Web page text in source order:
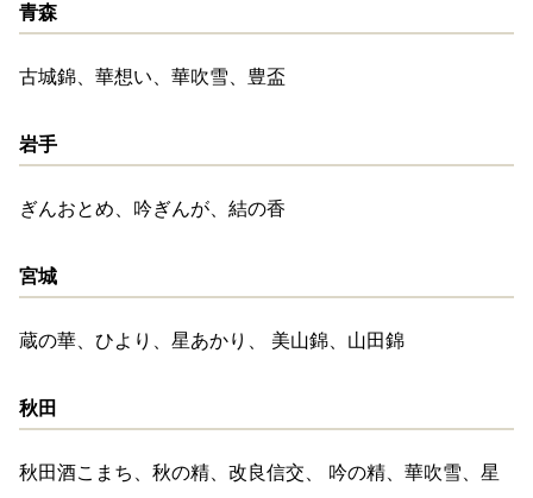
青森
古城錦、華想い、華吹雪、豊盃
岩手
ぎんおとめ、吟ぎんが、結の香
宮城
蔵の華、ひより、星あかり、 美山錦、山田錦
秋田
秋田酒こまち、秋の精、改良信交、 吟の精、華吹雪、星